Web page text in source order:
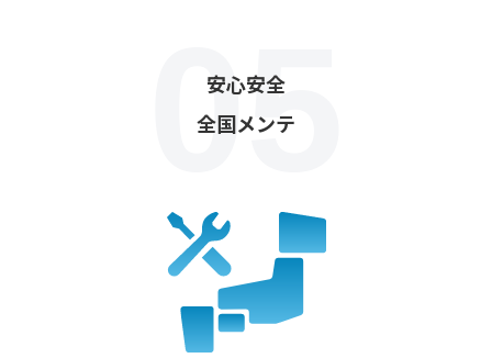
安心安全
全国メンテ